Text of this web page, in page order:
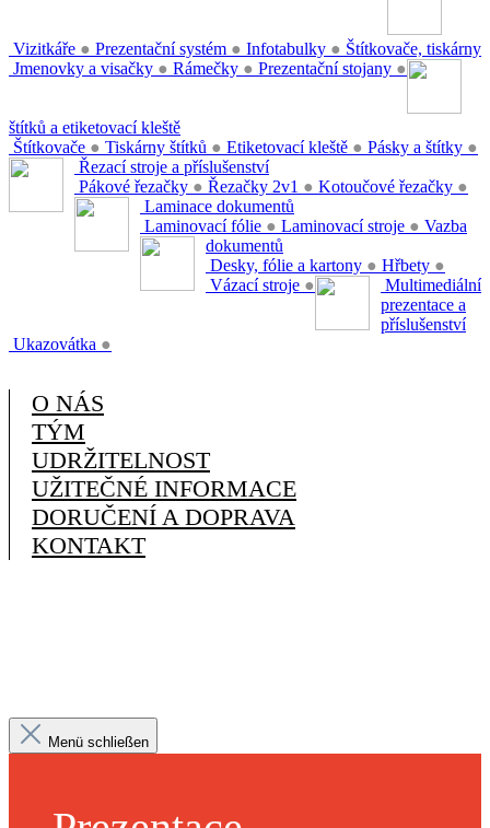
Vizitkáře ● Prezentační systém ● Infotabulky ●
Jmenovky a visačky ● Rámečky ● Prezentační stojany ●
Štítkovače, tiskárny
štítků a etiketovací kleště
Štítkovače ● Tiskárny štítků ● Etiketovací kleště ● Pásky a štítky ●
Řezací stroje a příslušenství
Pákové řezačky ● Řezačky 2v1 ● Kotoučové řezačky ●
Laminace dokumentů
Laminovací fólie ● Laminovací stroje ● Vazba
dokumentů
Desky, fólie a kartony ● Hřbety ●
Vázací stroje ●
Multimediální
prezentace a
příslušenství
Ukazovátka ●
O NÁS
TÝM
UDRŽITELNOST
UŽITEČNÉ INFORMACE
DORUČENÍ A DOPRAVA
KONTAKT
Menü schließen